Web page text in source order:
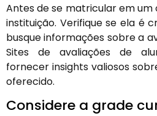
Antes de se matricular em um
instituição. Verifique se ela é
busque informações sobre a
Sites de avaliações de
fornecer insights valiosos
oferecido.
Considere a grade